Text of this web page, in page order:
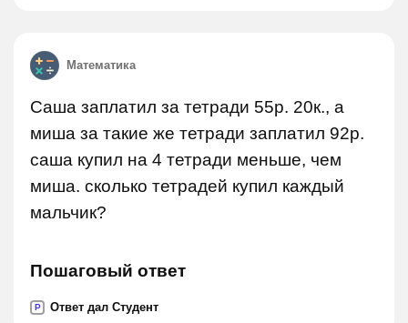
Математика
Саша заплатил за тетради 55р. 20к., а
миша за такие же тетради заплатил 92р.
саша купил на 4 тетради меньше, чем
миша. сколько тетрадей купил каждый
мальчик?
Пошаговый ответ
P Ответ дал Студент